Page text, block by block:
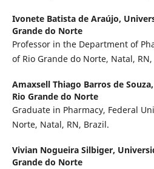
Ivonete Batista de Araújo,
Grande do Norte
Professor in the Department of
of Rio Grande do Norte, Natal,
Amaxsell Thiago Barros de Souza,
Rio Grande do Norte
Graduate in Pharmacy, Federal
Norte, Natal, RN, Brazil.
Vivian Nogueira Silbiger,
Grande do Norte